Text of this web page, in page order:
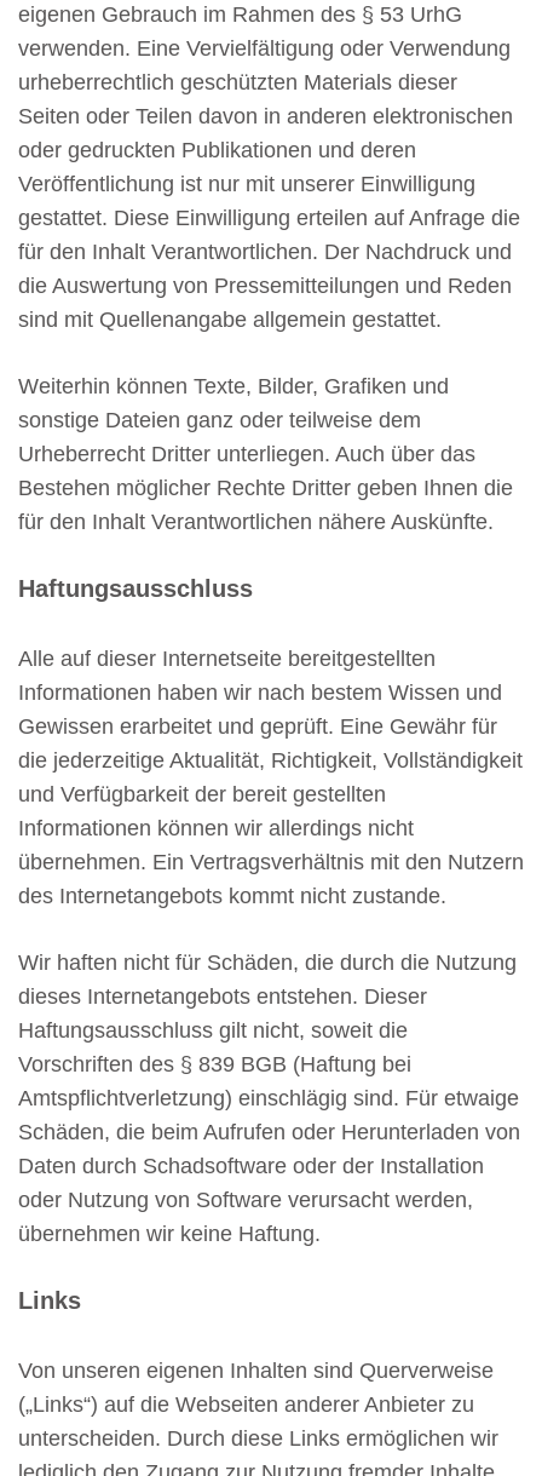
eigenen Gebrauch im Rahmen des § 53 UrhG
verwenden. Eine Vervielfältigung oder Verwendung
urheberrechtlich geschützten Materials dieser
Seiten oder Teilen davon in anderen elektronischen
oder gedruckten Publikationen und deren
Veröffentlichung ist nur mit unserer Einwilligung
gestattet. Diese Einwilligung erteilen auf Anfrage die
für den Inhalt Verantwortlichen. Der Nachdruck und
die Auswertung von Pressemitteilungen und Reden
sind mit Quellenangabe allgemein gestattet.
Weiterhin können Texte, Bilder, Grafiken und
sonstige Dateien ganz oder teilweise dem
Urheberrecht Dritter unterliegen. Auch über das
Bestehen möglicher Rechte Dritter geben Ihnen die
für den Inhalt Verantwortlichen nähere Auskünfte.
Haftungsausschluss
Alle auf dieser Internetseite bereitgestellten
Informationen haben wir nach bestem Wissen und
Gewissen erarbeitet und geprüft. Eine Gewähr für
die jederzeitige Aktualität, Richtigkeit, Vollständigkeit
und Verfügbarkeit der bereit gestellten
Informationen können wir allerdings nicht
übernehmen. Ein Vertragsverhältnis mit den Nutzern
des Internetangebots kommt nicht zustande.
Wir haften nicht für Schäden, die durch die Nutzung
dieses Internetangebots entstehen. Dieser
Haftungsausschluss gilt nicht, soweit die
Vorschriften des § 839 BGB (Haftung bei
Amtspflichtverletzung) einschlägig sind. Für etwaige
Schäden, die beim Aufrufen oder Herunterladen von
Daten durch Schadsoftware oder der Installation
oder Nutzung von Software verursacht werden,
übernehmen wir keine Haftung.
Links
Von unseren eigenen Inhalten sind Querverweise
(„Links“) auf die Webseiten anderer Anbieter zu
unterscheiden. Durch diese Links ermöglichen wir